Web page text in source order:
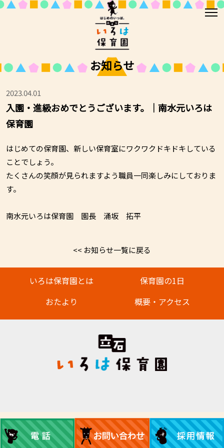
お知らせ
2023.04.01
入園・進級おめでとうございます。｜南水元いろは
保育園
はじめての保育園、新しい保育室にワクワクドキドキしている
ことでしょう。
たくさんの笑顔が見られますよう職員一同楽しみにしておりま
す。
南水元いろは保育園 園長 涌坂 拓平
<< お知らせ一覧に戻る
いろは保育園とは
保育園の1日
おたより
概要・アクセス